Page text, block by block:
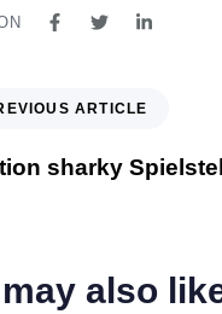
ARTICLE
sharky
also